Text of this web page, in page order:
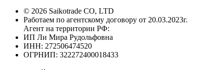
© 2026 Saikotrade CO, LTD
Работаем по агентскому договору от 20.03.2023г.
Агент на территории РФ:
ИП Ли Мира Рудольфовна
ИНН: 272506474520
ОГРНИП: 322272400018433